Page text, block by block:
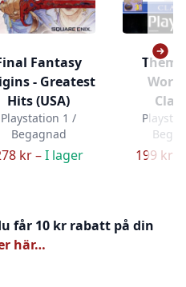
Fantasy
- Greatest
Hits (USA)
Playstation 1 /
Begagnad
kr –I lager
World
199 kr –
får 10 kr rabatt på din
här…